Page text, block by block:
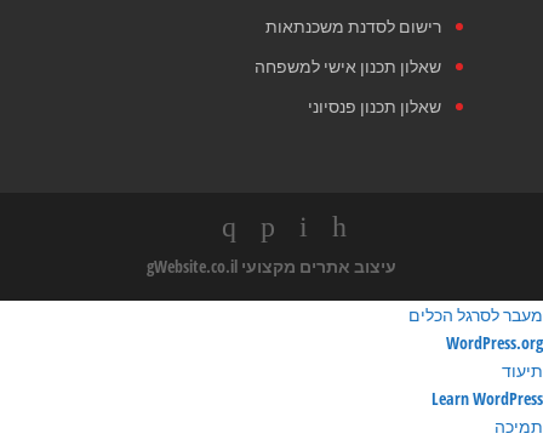
רישום לסדנת משכנתאות
שאלון תכנון אישי למשפחה
שאלון תכנון פנסיוני
עיצוב אתרים מקצועי
מעבר לסרגל הכלים
אודות
וורדפרס
WordPress.org
תיעוד
Learn WordPress
תמיכה